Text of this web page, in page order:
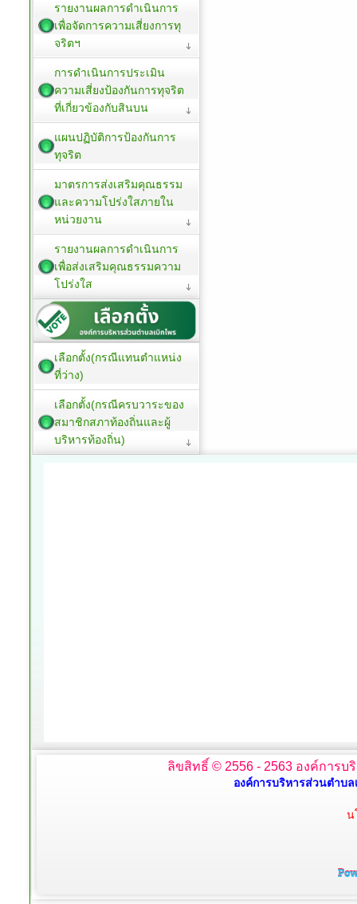
รายงานผลการดำเนินการ
เพื่อจัดการความเสี่ยงการทุ
จริตฯ
การดำเนินการประเมิน
ความเสี่ยงป้องกันการทุจริต
ที่เกี่ยวข้องกับสินบน
แผนปฏิบัติการป้องกันการ
ทุจริต
มาตรการส่งเสริมคุณธรรม
และความโปร่งใสภายใน
หน่วยงาน
รายงานผลการดำเนินการ
เพื่อส่งเสริมคุณธรรมความ
โปร่งใส
เลือกตั้ง(กรณีแทนตำแหน่ง
ที่ว่าง)
เลือกตั้ง(กรณีครบวาระของ
สมาชิกสภาท้องถิ่นและผู้
บริหารท้องถิ่น)
ลิขสิทธิ์ © 2556 - 2563 องค์การบ
องค์การบริหารส่วนตำบล
น